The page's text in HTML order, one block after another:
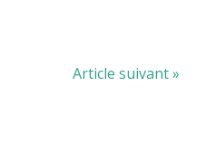
Article suivant »